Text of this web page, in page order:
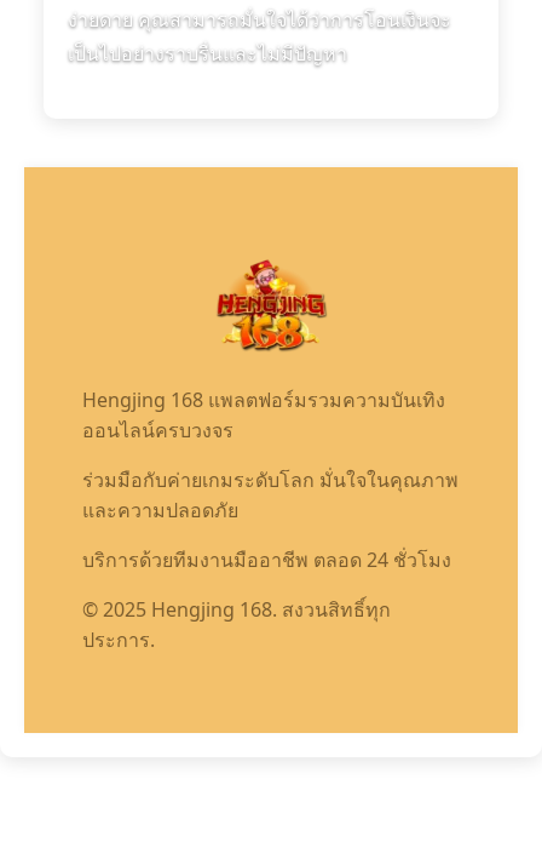
ง่ายดาย คุณสามารถมั่นใจได้ว่าการโอนเงินจะ
เป็นไปอย่างราบรื่นและไม่มีปัญหา
Hengjing 168 แพลตฟอร์มรวมความบันเทิง
ออนไลน์ครบวงจร
ร่วมมือกับค่ายเกมระดับโลก มั่นใจในคุณภาพ
และความปลอดภัย
บริการด้วยทีมงานมืออาชีพ ตลอด 24 ชั่วโมง
© 2025 Hengjing 168. สงวนสิทธิ์ทุก
ประการ.